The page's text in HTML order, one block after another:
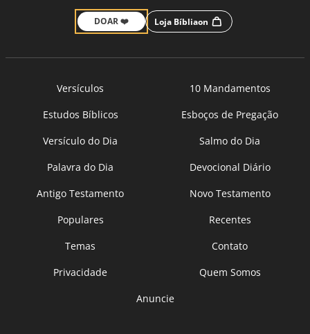
DOAR ❤️ Loja Bíbliaon
Versículos
10 Mandamentos
Estudos Bíblicos
Esboços de Pregação
Versículo do Dia
Salmo do Dia
Palavra do Dia
Devocional Diário
Antigo Testamento
Novo Testamento
Populares
Recentes
Temas
Contato
Privacidade
Quem Somos
Anuncie